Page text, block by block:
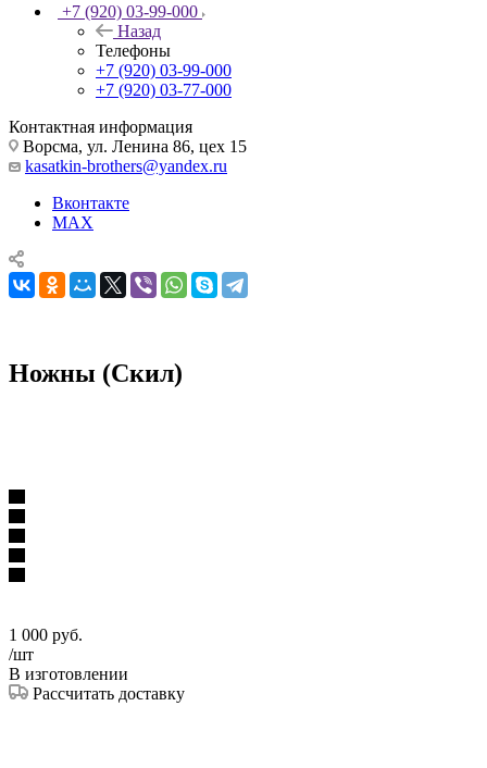
+7 (920) 03-99-000
Назад
Телефоны
+7 (920) 03-99-000
+7 (920) 03-77-000
Контактная информация
Ворсма, ул. Ленина 86, цех 15
kasatkin-brothers@yandex.ru
Вконтакте
MAX
Ножны (Скил)
1 000 руб.
/шт
В изготовлении
Рассчитать доставку